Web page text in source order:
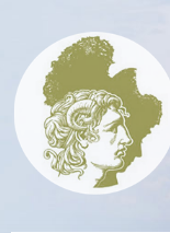
content
sidebar
sidebar
footer